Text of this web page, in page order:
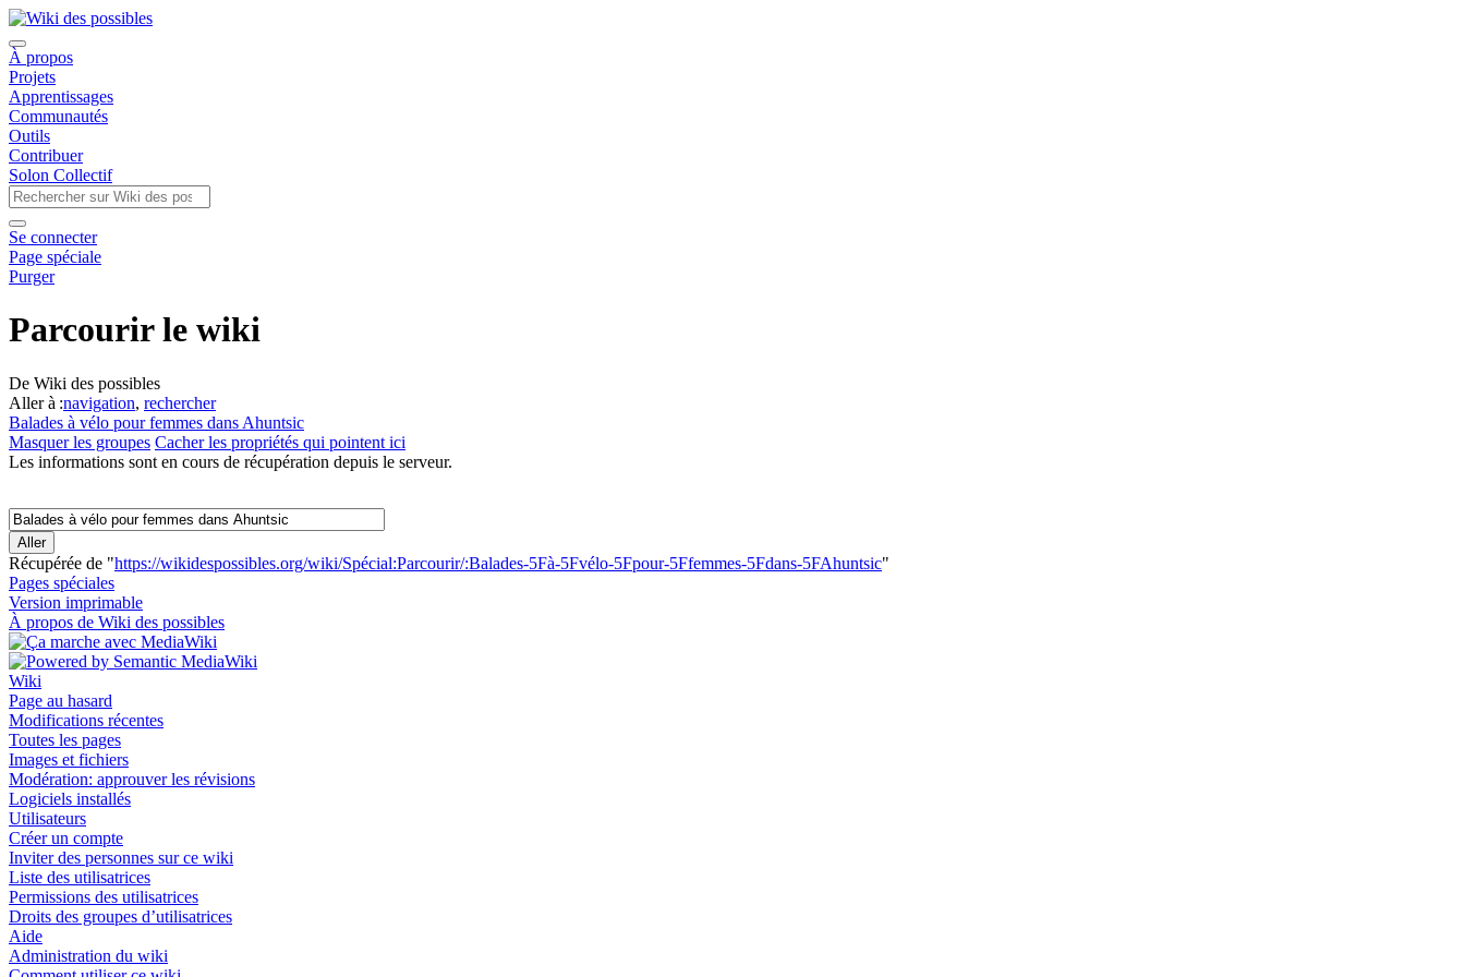
À propos
Projets
Apprentissages
Communautés
Outils
Contribuer
Solon Collectif
Se connecter
Page spéciale
Purger
Parcourir le wiki
De Wiki des possibles
Aller à :navigation, rechercher
Balades à vélo pour femmes dans Ahuntsic
Masquer les groupes Cacher les propriétés qui pointent ici
Les informations sont en cours de récupération depuis le serveur.
Récupérée de "https://wikidespossibles.org/wiki/Spécial:Parcourir/:Balades-5Fà-5Fvélo-5Fpour-5Ffemmes-5Fdans-5FAhuntsic"
Pages spéciales
Version imprimable
À propos de Wiki des possibles
Wiki
Page au hasard
Modifications récentes
Toutes les pages
Images et fichiers
Modération: approuver les révisions
Logiciels installés
Utilisateurs
Créer un compte
Inviter des personnes sur ce wiki
Liste des utilisatrices
Permissions des utilisatrices
Droits des groupes d’utilisatrices
Aide
Administration du wiki